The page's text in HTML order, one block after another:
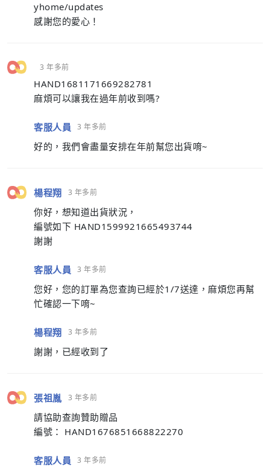
yhome/updates
感謝您的愛心！
3 年多前
HAND1681171669282781
麻煩可以讓我在過年前收到嗎?
客服人員 3 年多前
好的，我們會盡量安排在年前幫您出貨唷~
楊程翔 3 年多前
你好，想知道出貨狀況，
編號如下 HAND1599921665493744
謝謝
客服人員 3 年多前
您好，您的訂單為您查詢已經於1/7送達，麻煩您再幫
忙確認一下唷~
楊程翔 3 年多前
謝謝，已經收到了
張祖胤 3 年多前
請協助查詢贊助贈品
編號： HAND1676851668822270
客服人員 3 年多前